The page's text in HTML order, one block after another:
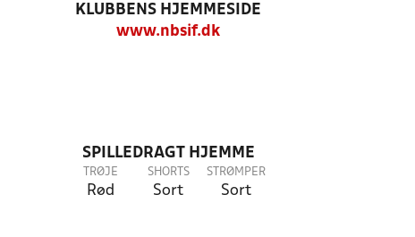
KLUBBENS HJEMMESIDE
www.nbsif.dk
SPILLEDRAGT HJEMME
TRØJE
Rød
SHORTS
Sort
STRØMPER
Sort